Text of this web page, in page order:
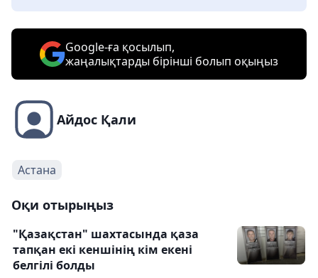
Google-ға қосылып,
жаңалықтарды бірінші болып оқыңыз
Айдос Қали
Астана
Оқи отырыңыз
"Қазақстан" шахтасында қаза
тапқан екі кеншінің кім екені
белгілі болды